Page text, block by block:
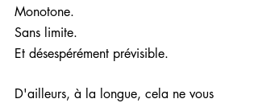
Monotone.
Sans limite.
Et désespérément prévisible.
D'ailleurs, à la longue, cela ne vous